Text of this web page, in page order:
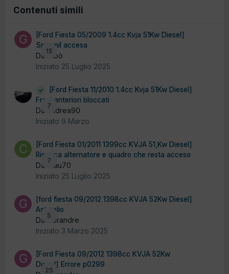
Contenuti simili
15
[Ford Fiesta 05/2009 1.4cc Kvja 51Kw Diesel]
Spia mil accesa
Da Gibò
Iniziato 25 Luglio 2025
7
[Ford Fiesta 11/2010 1.4cc Kvja 51Kw Diesel]
Freni anteriori bloccati
Da andrea90
Iniziato 9 Marzo
7
[Ford Fiesta 01/2011 1399cc KVJA 51,Kw Diesel]
Ricarica alternatore e quadro che resta acceso
Da Clau70
Iniziato 25 Luglio 2025
5
[ford fiesta 09/2012 1398cc KVJA 52Kw Diesel]
Asta olio
Da Gorandre
Iniziato 3 Marzo 2025
25
[Ford Fiesta 09/2012 1398cc KVJA 52Kw
Diesel] Errore p0299